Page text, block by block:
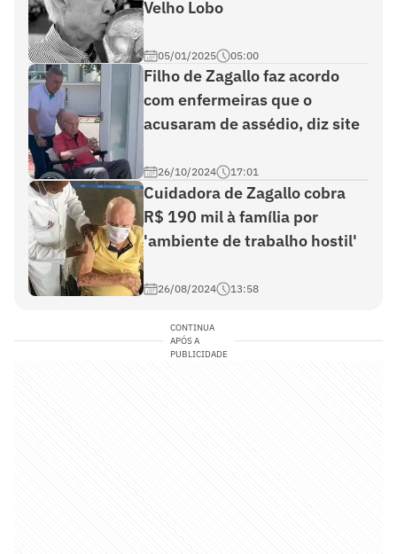
Velho Lobo
05/01/2025 05:00
Filho de Zagallo faz acordo
com enfermeiras que o
acusaram de assédio, diz site
26/10/2024 17:01
Cuidadora de Zagallo cobra
R$ 190 mil à família por
'ambiente de trabalho hostil'
26/08/2024 13:58
CONTINUA
APÓS A
PUBLICIDADE